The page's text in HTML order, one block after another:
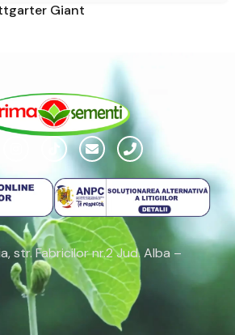
Giant
str. Fabricilor nr.2 Jud. Alba –